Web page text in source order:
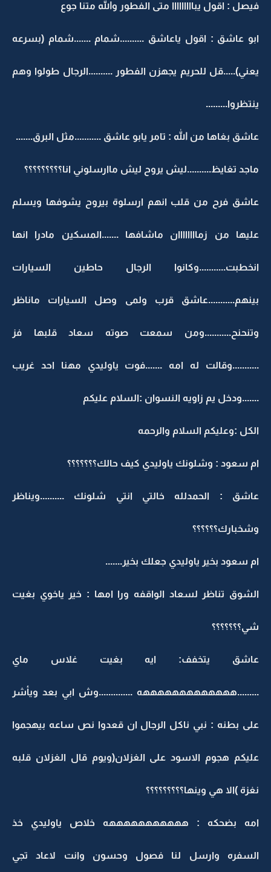
فيصل : اقول يبااااااااا متى الفطور والله متنا جوع
ابو عاشق : اقول ياعاشق ..........شمام .......شمام (بسرعه
يعني).....قل للحريم يجهزن الفطور ..........الرجال طولوا وهم
ينتظروا.........
عاشق بغاها من الله : تامر يابو عاشق ...........مثل البرق.......
ماجد تغايظ..........ليش يروح ليش ماارسلوني انا؟؟؟؟؟؟؟؟؟
عاشق فرح من قلب انهم ارسلوة بيروح يشوفها ويسلم
عليها من زماااااااان ماشافها .......المسكين مادرا انها
انخطبت...........وكانوا الرجال حاطين السيارات
بينهم...........عاشق قرب ولمى وصل السيارات ماناظر
وتنحنح...........ومن سمعت صوته سعاد قلبها فز
...........وقالت له امه .......فوت ياوليدي مهنا احد غريب
.......ودخل يم زاويه النسوان :السلام عليكم
الكل :وعليكم السلام والرحمه
ام سعود : وشلونك ياوليدي كيف حالك؟؟؟؟؟؟؟
عاشق : الحمدلله خالتي انتي شلونك ..........ويناظر
وشخبارك؟؟؟؟؟؟
ام سعود بخير ياوليدي جعلك بخير.......
الشوق تناظر لسعاد الواقفه ورا امها : خير ياخوي بغيت
شي؟؟؟؟؟؟؟
عاشق يتخفف: ايه بغيت غلاس ماي
.........هههههههههههههه ..............وش ابي بعد ويأشر
على بطنه : نبي ناكل الرجال ان قعدوا نص ساعه بيهجموا
عليكم هجوم الاسود على الغزلان(ويوم قال الغزلان قلبه
نغزة )الا هي وينها؟؟؟؟؟؟؟؟؟
امه بضحكه : هههههههههههه خلاص ياوليدي خذ
السفره وارسل لنا فصول وحسون وانت لاعاد تجي